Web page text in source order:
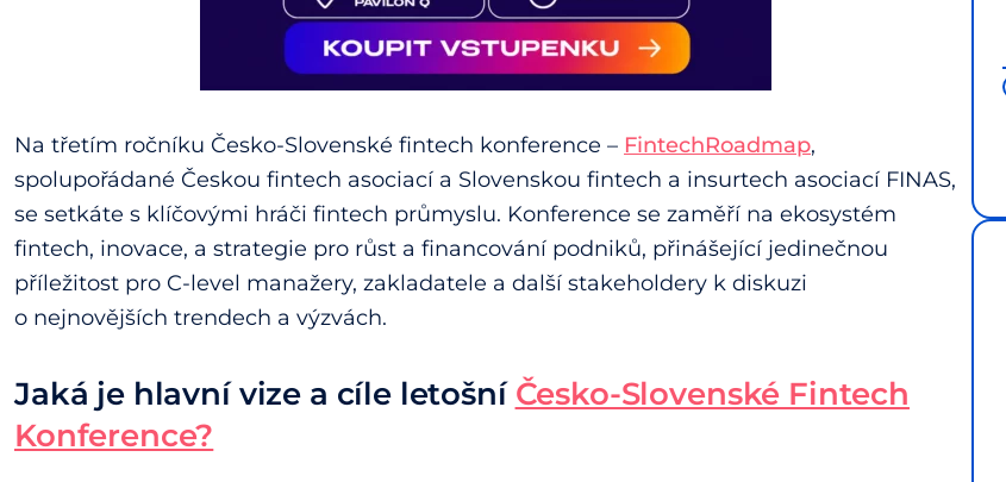
Na třetím ročníku Česko-Slovenské fintech konference – FintechRoadmap,
spolupořádané Českou fintech asociací a Slovenskou fintech a insurtech asociací FINAS,
se setkáte s klíčovými hráči fintech průmyslu. Konference se zaměří na ekosystém
fintech, inovace, a strategie pro růst a financování podniků, přinášející jedinečnou
příležitost pro C-level manažery, zakladatele a další stakeholdery k diskuzi
o nejnovějších trendech a výzvách.
Jaká je hlavní vize a cíle letošní Česko-Slovenské Fintech
Konference?